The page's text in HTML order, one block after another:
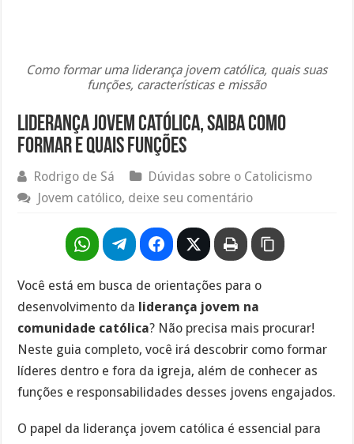
Como formar uma liderança jovem católica, quais suas
funções, características e missão
Liderança jovem católica, saiba como
formar e quais funções
Rodrigo de Sá
Dúvidas sobre o Catolicismo
Jovem católico, deixe seu comentário
Você está em busca de orientações para o
desenvolvimento da liderança jovem na
comunidade católica? Não precisa mais procurar!
Neste guia completo, você irá descobrir como formar
líderes dentro e fora da igreja, além de conhecer as
funções e responsabilidades desses jovens engajados.
O papel da liderança jovem católica é essencial para